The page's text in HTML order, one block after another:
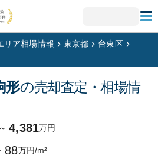
リア相場情報 東京都
台東区
形の売却査定・相場情
～ 4,381万円
88万円/m²